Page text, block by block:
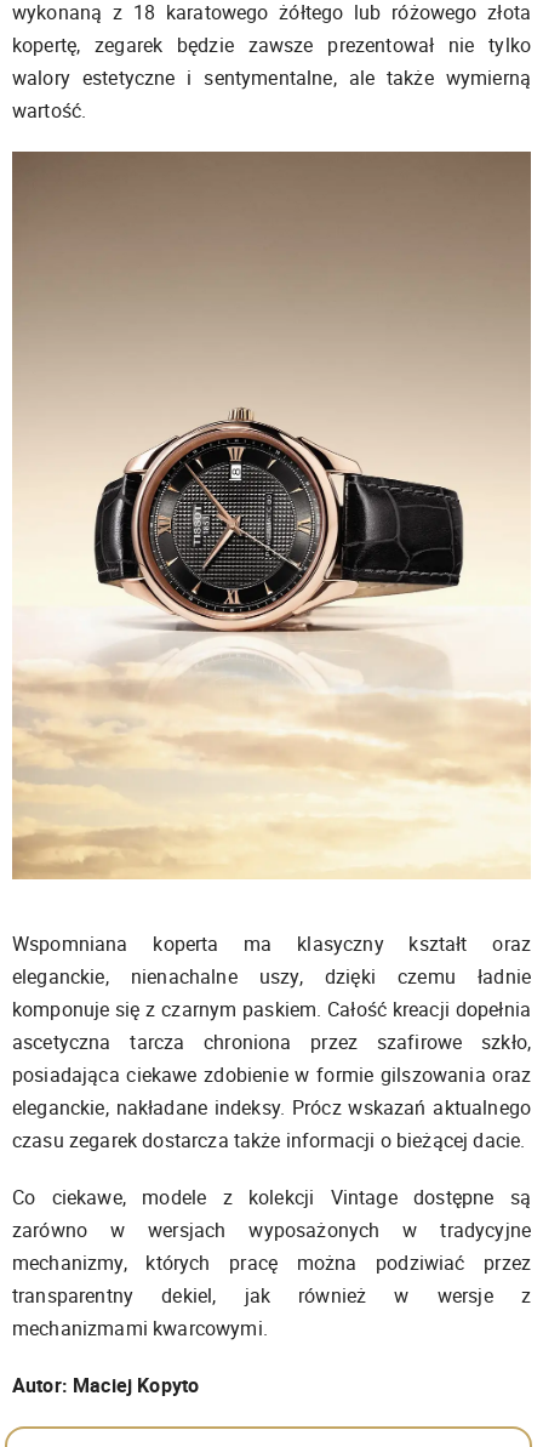
wykonaną z 18 karatowego żółtego lub różowego złota
kopertę, zegarek będzie zawsze prezentował nie tylko
walory estetyczne i sentymentalne, ale także wymierną
wartość.
Wspomniana koperta ma klasyczny kształt oraz
eleganckie, nienachalne uszy, dzięki czemu ładnie
komponuje się z czarnym paskiem. Całość kreacji dopełnia
ascetyczna tarcza chroniona przez szafirowe szkło,
posiadająca ciekawe zdobienie w formie gilszowania oraz
eleganckie, nakładane indeksy. Prócz wskazań aktualnego
czasu zegarek dostarcza także informacji o bieżącej dacie.
Co ciekawe, modele z kolekcji Vintage dostępne są
zarówno w wersjach wyposażonych w tradycyjne
mechanizmy, których pracę można podziwiać przez
transparentny dekiel, jak również w wersje z
mechanizmami kwarcowymi.
Autor: Maciej Kopyto